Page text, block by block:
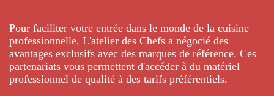
Pour faciliter votre entrée dans le monde de la cuisine
professionnelle, L'atelier des Chefs a négocié des
avantages exclusifs avec des marques de référence. Ces
partenariats vous permettent d'accéder à du matériel
professionnel de qualité à des tarifs préférentiels.